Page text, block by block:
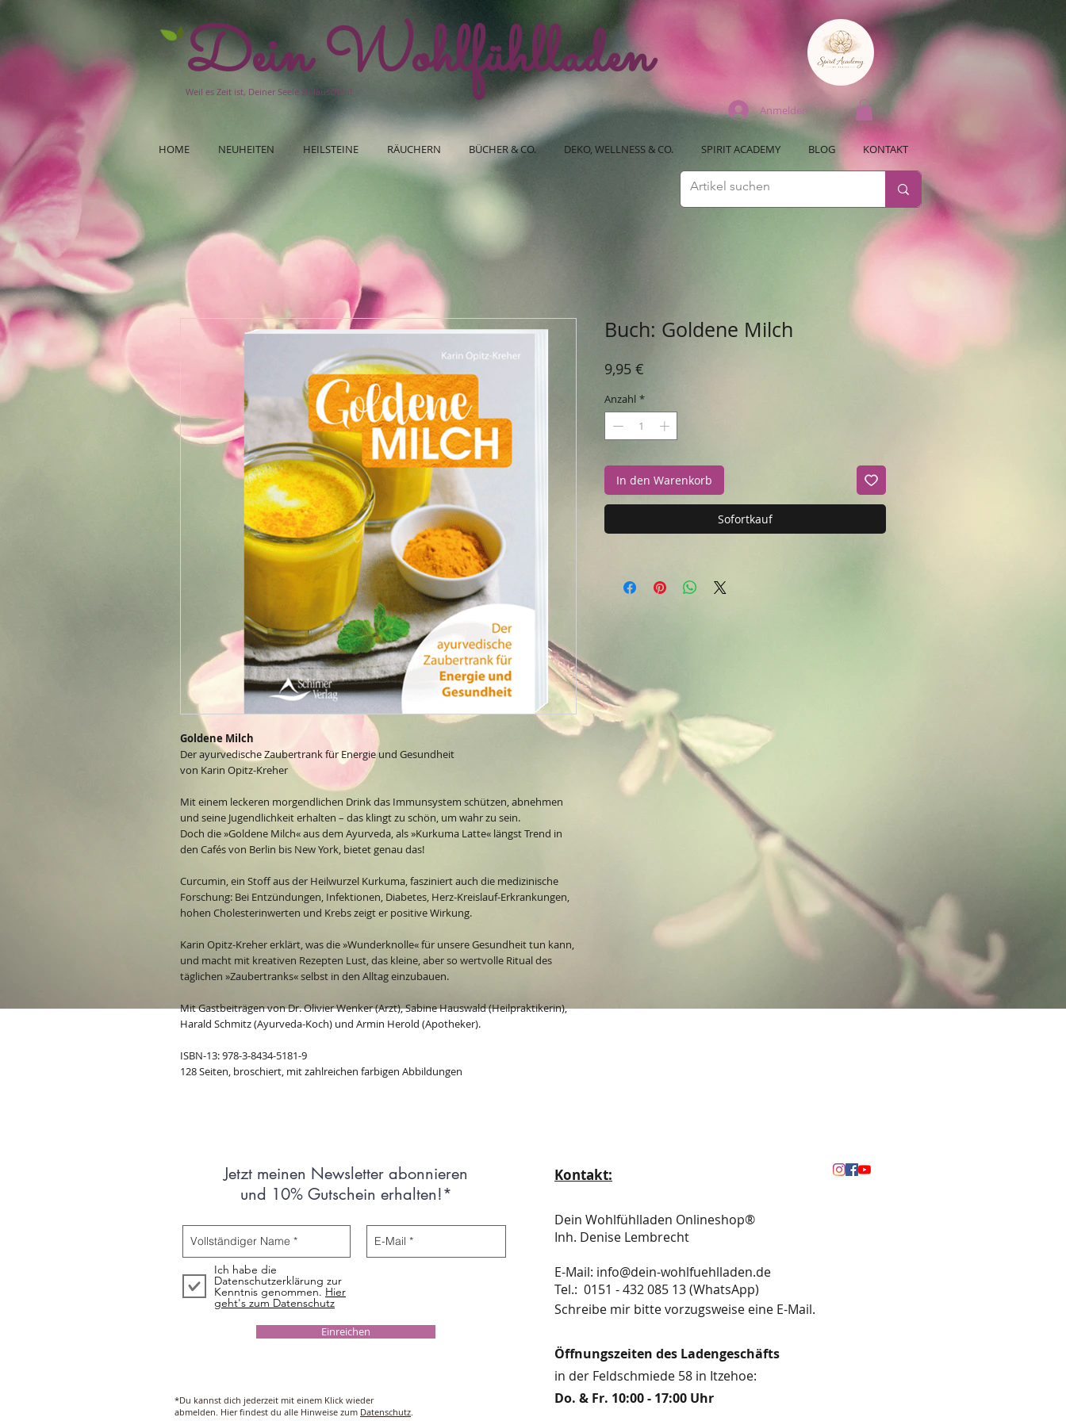
Dein Wohlfühlladen
Weil es Zeit ist, Deiner Seele zu lauschen!
Anmelden
HOME NEUHEITEN HEILSTEINE RÄUCHERN BÜCHER & CO. DEKO, WELLNESS & CO. SPIRIT ACADEMY BLOG KONTAKT
Goldene Milch
Der ayurvedische Zaubertrank für Energie und Gesundheit
von Karin Opitz-Kreher
Mit einem leckeren morgendlichen Drink das Immunsystem schützen, abnehmen
und seine Jugendlichkeit erhalten – das klingt zu schön, um wahr zu sein.
Doch die »Goldene Milch« aus dem Ayurveda, als »Kurkuma Latte« längst Trend in
den Cafés von Berlin bis New York, bietet genau das!
Curcumin, ein Stoff aus der Heilwurzel Kurkuma, fasziniert auch die medizinische
Forschung: Bei Entzündungen, Infektionen, Diabetes, Herz-Kreislauf-Erkrankungen,
hohen Cholesterinwerten und Krebs zeigt er positive Wirkung.
Karin Opitz-Kreher erklärt, was die »Wunderknolle« für unsere Gesundheit tun kann,
und macht mit kreativen Rezepten Lust, das kleine, aber so wertvolle Ritual des
täglichen »Zaubertranks« selbst in den Alltag einzubauen.
Mit Gastbeiträgen von Dr. Olivier Wenker (Arzt), Sabine Hauswald (Heilpraktikerin),
Harald Schmitz (Ayurveda-Koch) und Armin Herold (Apotheker).
ISBN-13: 978-3-8434-5181-9
128 Seiten, broschiert, mit zahlreichen farbigen Abbildungen
Buch: Goldene Milch
9,95 €
Anzahl *
In den Warenkorb
Sofortkauf
Jetzt meinen Newsletter abonnieren
und 10% Gutschein erhalten!*
Ich habe die
Datenschutzerklärung zur
Kenntnis genommen. Hier
geht's zum Datenschutz
Einreichen
*Du kannst dich jederzeit mit einem Klick wieder
abmelden. Hier findest du alle Hinweise zum Datenschutz.
Kontakt:
Dein Wohlfühlladen Onlineshop®
Inh. Denise Lembrecht
E-Mail: info@dein-wohlfuehlladen.de
​​​​​​​​​​​​​​​​​​​​Tel.: 0151 - 432 085 13 (WhatsApp)
Schreibe mir bitte vorzugsweise eine E-Mail.
Öffnungszeiten des Ladengeschäfts
in der Feldschmiede 58 in Itzehoe:
Do. & Fr. 10:00 - 17:00 Uhr